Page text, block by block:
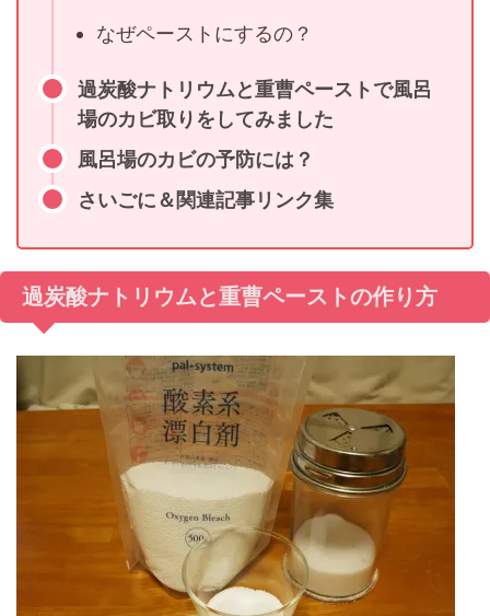
なぜペーストにするの？
過炭酸ナトリウムと重曹ペーストで風呂
場のカビ取りをしてみました
風呂場のカビの予防には？
さいごに＆関連記事リンク集
過炭酸ナトリウムと重曹ペーストの作り方